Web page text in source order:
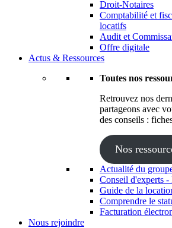
Droit-Notaires
Comptabilité et
locatifs
Audit et
Offre digitale
Actus & Ressources
Toutes nos
Retrouvez nos
partageons avec
des conseils :
Nos
Actualité du
Conseil d'experts -
Guide de la
Comprendre le
Facturation
Nous rejoindre